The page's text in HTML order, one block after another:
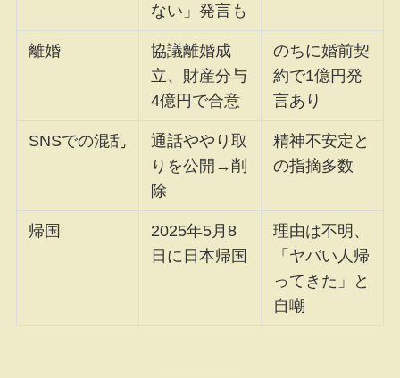
ない」発言も
離婚
協議離婚成
立、財産分与
4億円で合意
のちに婚前契
約で1億円発
言あり
SNSでの混乱
通話ややり取
りを公開→削
除
精神不安定と
の指摘多数
帰国
2025年5月8
日に日本帰国
理由は不明、
「ヤバい人帰
ってきた」と
自嘲